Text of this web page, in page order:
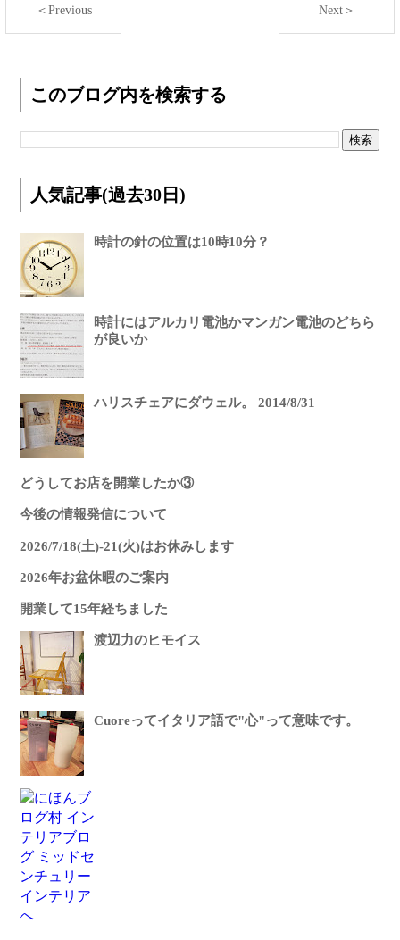
＜Previous Next＞
このブログ内を検索する
人気記事(過去30日)
時計の針の位置は10時10分？
時計にはアルカリ電池かマンガン電池のどちら
が良いか
ハリスチェアにダウェル。 2014/8/31
どうしてお店を開業したか③
今後の情報発信について
2026/7/18(土)-21(火)はお休みします
2026年お盆休暇のご案内
開業して15年経ちました
渡辺力のヒモイス
Cuoreってイタリア語で"心"って意味です。